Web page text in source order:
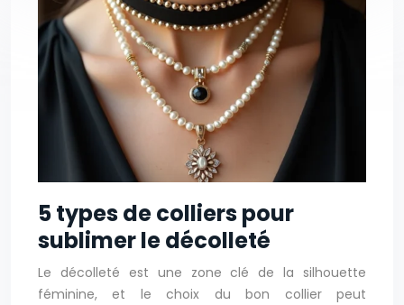
5 types de colliers pour
sublimer le décolleté
Le décolleté est une zone clé de la silhouette
féminine, et le choix du bon collier peut